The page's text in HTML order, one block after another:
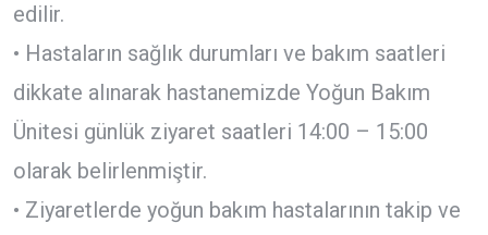
edilir.
• Hastaların sağlık durumları ve bakım saatleri
dikkate alınarak hastanemizde Yoğun Bakım
Ünitesi günlük ziyaret saatleri 14:00 – 15:00
olarak belirlenmiştir.
• Ziyaretlerde yoğun bakım hastalarının takip ve